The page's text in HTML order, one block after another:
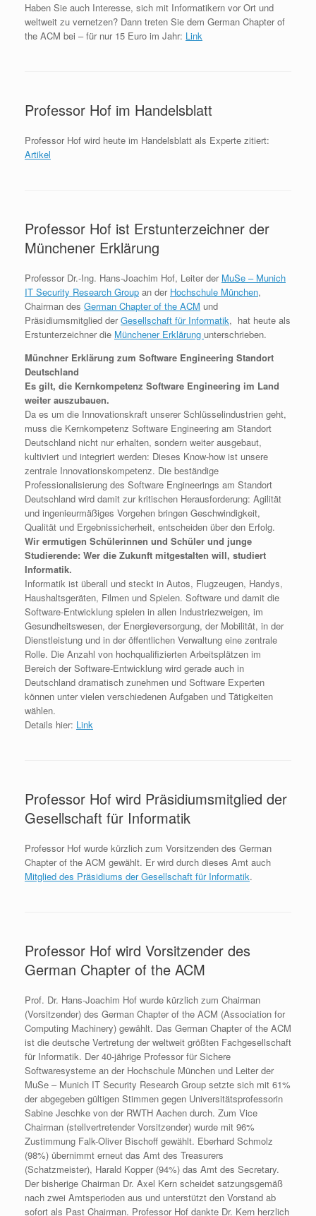
Haben Sie auch Interesse, sich mit Informatikern vor Ort und
weltweit zu vernetzen? Dann treten Sie dem German Chapter of
the ACM bei – für nur 15 Euro im Jahr: Link
Professor Hof im Handelsblatt
Professor Hof wird heute im Handelsblatt als Experte zitiert:
Artikel
Professor Hof ist Erstunterzeichner der
Münchener Erklärung
Professor Dr.-Ing. Hans-Joachim Hof, Leiter der MuSe – Munich
IT Security Research Group an der Hochschule München,
Chairman des German Chapter of the ACM und
Präsidiumsmitglied derGesellschaft für Informatik, hat heute als
Erstunterzeichner die Münchener Erklärung unterschrieben.
Münchner Erklärung zum Software Engineering Standort
Deutschland
Es gilt, die Kernkompetenz Software Engineering im Land
weiter auszubauen.
Da es um die Innovationskraft unserer Schlüsselindustrien geht,
muss die Kernkompetenz Software Engineering am Standort
Deutschland nicht nur erhalten, sondern weiter ausgebaut,
kultiviert und integriert werden: Dieses Know-how ist unsere
zentrale Innovationskompetenz. Die beständige
Professionalisierung des Software Engineerings am Standort
Deutschland wird damit zur kritischen Herausforderung: Agilität
und ingenieurmäßiges Vorgehen bringen Geschwindigkeit,
Qualität und Ergebnissicherheit, entscheiden über den Erfolg.
Wir ermutigen Schülerinnen und Schüler und junge
Studierende: Wer die Zukunft mitgestalten will, studiert
Informatik.
Informatik ist überall und steckt in Autos, Flugzeugen, Handys,
Haushaltsgeräten, Filmen und Spielen. Software und damit die
Software-Entwicklung spielen in allen Industriezweigen, im
Gesundheitswesen, der Energieversorgung, der Mobilität, in der
Dienstleistung und in der öffentlichen Verwaltung eine zentrale
Rolle. Die Anzahl von hochqualifizierten Arbeitsplätzen im
Bereich der Software-Entwicklung wird gerade auch in
Deutschland dramatisch zunehmen und Software Experten
können unter vielen verschiedenen Aufgaben und Tätigkeiten
wählen.
Details hier: Link
Professor Hof wird Präsidiumsmitglied der
Gesellschaft für Informatik
Professor Hof wurde kürzlich zum Vorsitzenden des German
Chapter of the ACM gewählt. Er wird durch dieses Amt auch
Mitglied des Präsidiums der Gesellschaft für Informatik.
Professor Hof wird Vorsitzender des
German Chapter of the ACM
Prof. Dr. Hans-Joachim Hof wurde kürzlich zum Chairman
(Vorsitzender) des German Chapter of the ACM (Association for
Computing Machinery) gewählt. Das German Chapter of the ACM
ist die deutsche Vertretung der weltweit größten Fachgesellschaft
für Informatik. Der 40-jährige Professor für Sichere
Softwaresysteme an der Hochschule München und Leiter der
MuSe – Munich IT Security Research Group setzte sich mit 61%
der abgegeben gültigen Stimmen gegen Universitätsprofessorin
Sabine Jeschke von der RWTH Aachen durch. Zum Vice
Chairman (stellvertretender Vorsitzender) wurde mit 96%
Zustimmung Falk-Oliver Bischoff gewählt. Eberhard Schmolz
(98%) übernimmt erneut das Amt des Treasurers
(Schatzmeister), Harald Kopper (94%) das Amt des Secretary.
Der bisherige Chairman Dr. Axel Kern scheidet satzungsgemäß
nach zwei Amtsperioden aus und unterstützt den Vorstand ab
sofort als Past Chairman. Professor Hof dankte Dr. Kern herzlich